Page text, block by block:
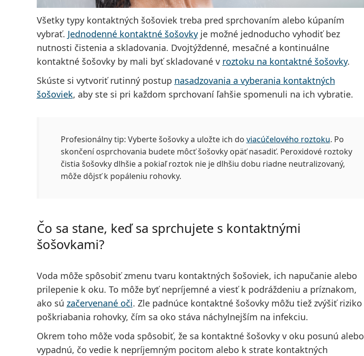
Všetky typy kontaktných šošoviek treba pred sprchovaním alebo kúpaním
vybrať. Jednodenné kontaktné šošovkyje možné jednoducho vyhodiť bez
nutnosti čistenia a skladovania. Dvojtýždenné, mesačné a kontinuálne
kontaktné šošovky by mali byť skladované v roztoku na kontaktné šošovky.
Skúste si vytvoriť rutinný postup nasadzovania a vyberania kontaktných
šošoviek, aby ste si pri každom sprchovaní ľahšie spomenuli na ich vybratie.
Profesionálny tip: Vyberte šošovky a uložte ich do viacúčelového roztoku. Po
skončení osprchovania budete môcť šošovky opäť nasadiť. Peroxidové roztoky
čistia šošovky dlhšie a pokiaľ roztok nie je dlhšiu dobu riadne neutralizovaný,
môže dôjsť k popáleniu rohovky.
Čo sa stane, keď sa sprchujete s kontaktnými
šošovkami?
Voda môže spôsobiť zmenu tvaru kontaktných šošoviek, ich napučanie alebo
prilepenie k oku. To môže byť nepríjemné a viesť k podráždeniu a príznakom,
ako sú začervenané oči. Zle padnúce kontaktné šošovky môžu tiež zvýšiť riziko
poškriabania rohovky, čím sa oko stáva náchylnejším na infekciu.
Okrem toho môže voda spôsobiť, že sa kontaktné šošovky v oku posunú alebo
vypadnú, čo vedie k nepríjemným pocitom alebo k strate kontaktných